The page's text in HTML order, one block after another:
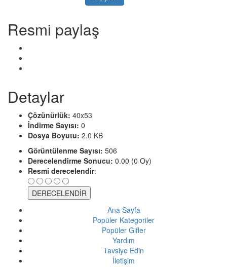
Resmi paylaş
Detaylar
Çözünürlük: 40x53
İndirme Sayısı: 0
Dosya Boyutu: 2.0 KB
Görüntülenme Sayısı: 506
Derecelendirme Sonucu: 0.00 (0 Oy)
Resmi derecelendir:
Ana Sayfa
Popüler Kategoriler
Popüler Gifler
Yardım
Tavsiye Edin
İletişim